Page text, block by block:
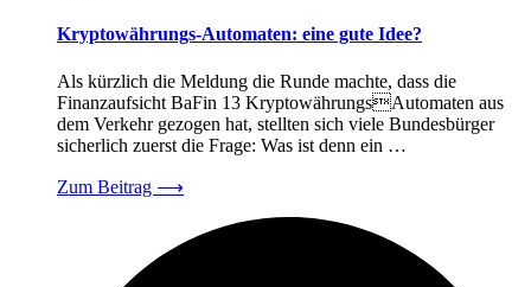
Kryptowährungs-Automaten: eine gute Idee?
Als kürzlich die Meldung die Runde machte, dass die
Finanzaufsicht BaFin 13 KryptowährungsAutomaten aus
dem Verkehr gezogen hat, stellten sich viele Bundesbürger
sicherlich zuerst die Frage: Was ist denn ein …
Zum Beitrag ⟶